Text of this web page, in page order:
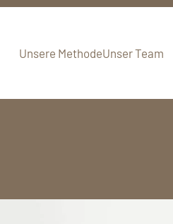
Unsere MethodeUnser Team